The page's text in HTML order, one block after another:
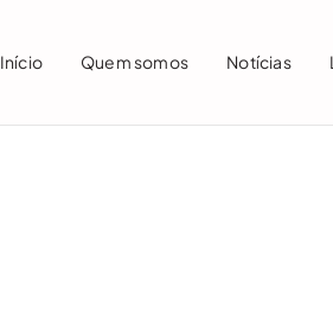
Início Quem somos Notícias